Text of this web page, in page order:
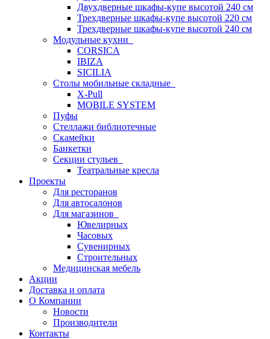
Двухдверные шкафы-купе высотой 240 см
Трехдверные шкафы-купе высотой 220 см
Трехдверные шкафы-купе высотой 240 см
Модульные кухни
CORSICA
IBIZA
SICILIA
Столы мобильные складные
X-Pull
MOBILE SYSTEM
Пуфы
Стеллажи библиотечные
Скамейки
Банкетки
Секции стульев
Театральные кресла
Проекты
Для ресторанов
Для автосалонов
Для магазинов
Ювелирных
Часовых
Сувенирных
Строительных
Медицинская мебель
Акции
Доставка и оплата
О Компании
Новости
Производители
Контакты